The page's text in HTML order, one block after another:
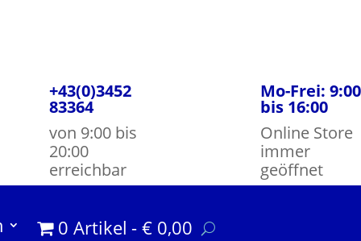
+43(0)3452
83364
von 9:00 bis
20:00
erreichbar
Mo-Frei: 9:00
bis 16:00
Online Store
immer
geöffnet
0 Artikel € 0,00